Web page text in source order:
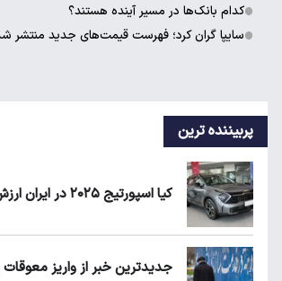
کدام بانک‌ها در مسیر آینده هستند؟
سایپا گران کرد؛ فهرست قیمت‌های جدید منتشر
پربیننده ترین
کیا اسپورتیج ۲۰۲۵ در ایران ارزش خرید دارد؟
جدیدترین خبر از واریز